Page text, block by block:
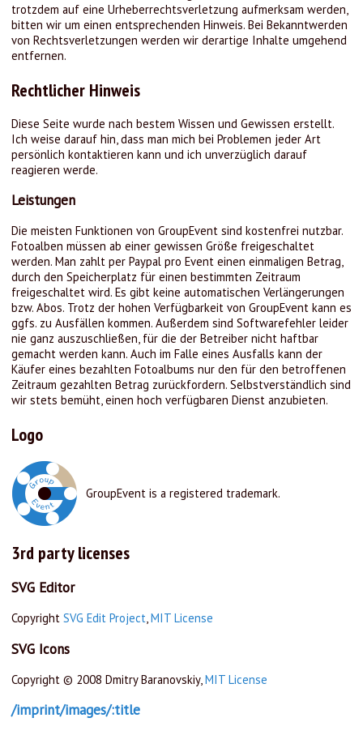
trotzdem auf eine Urheberrechtsverletzung aufmerksam werden,
bitten wir um einen entsprechenden Hinweis. Bei Bekanntwerden
von Rechtsverletzungen werden wir derartige Inhalte umgehend
entfernen.
Rechtlicher Hinweis
Diese Seite wurde nach bestem Wissen und Gewissen erstellt.
Ich weise darauf hin, dass man mich bei Problemen jeder Art
persönlich kontaktieren kann und ich unverzüglich darauf
reagieren werde.
Leistungen
Die meisten Funktionen von GroupEvent sind kostenfrei nutzbar.
Fotoalben müssen ab einer gewissen Größe freigeschaltet
werden. Man zahlt per Paypal pro Event einen einmaligen Betrag,
durch den Speicherplatz für einen bestimmten Zeitraum
freigeschaltet wird. Es gibt keine automatischen Verlängerungen
bzw. Abos. Trotz der hohen Verfügbarkeit von GroupEvent kann es
ggfs. zu Ausfällen kommen. Außerdem sind Softwarefehler leider
nie ganz auszuschließen, für die der Betreiber nicht haftbar
gemacht werden kann. Auch im Falle eines Ausfalls kann der
Käufer eines bezahlten Fotoalbums nur den für den betroffenen
Zeitraum gezahlten Betrag zurückfordern. Selbstverständlich sind
wir stets bemüht, einen hoch verfügbaren Dienst anzubieten.
Logo
GroupEvent is a registered trademark.
3rd party licenses
SVG Editor
Copyright SVG Edit Project,MIT License
SVG Icons
Copyright © 2008 Dmitry Baranovskiy, MIT License
/imprint/images/:title